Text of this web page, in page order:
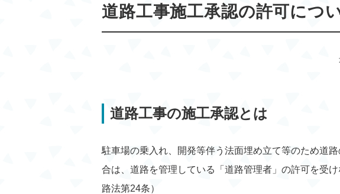
道路工事施工承認の許可につ
道路工事の施工承認とは
駐車場の乗入れ、開発等伴う法面埋め立て等のため道
合は、道路を管理している「道路管理者」の許可を受
路法第24条）